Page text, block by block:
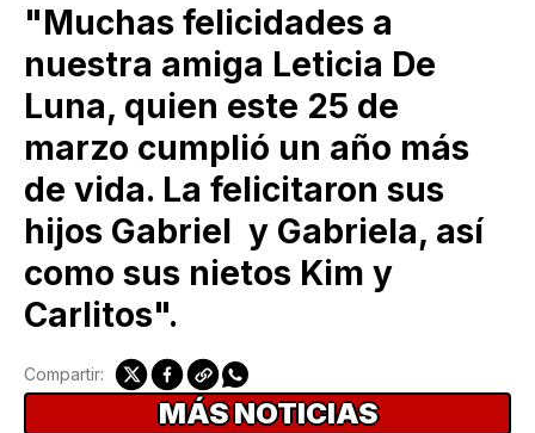
"Muchas felicidades a
nuestra amiga Leticia De
Luna, quien este 25 de
marzo cumplió un año más
de vida. La felicitaron sus
hijos Gabriel y Gabriela, así
como sus nietos Kim y
Carlitos".
Compartir:
MÁS NOTICIAS